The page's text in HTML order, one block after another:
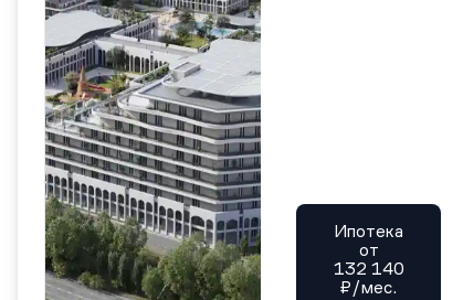
Ипотека
от
132 140
₽/мес.